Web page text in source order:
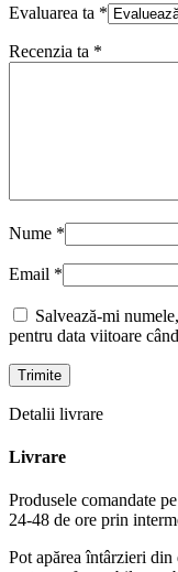
Evaluarea ta *
Recenzia ta *
Nume *
Email *
Salvează-mi
pentru data viitoare
Detalii livrare
Livrare
Produsele comandate
24-48 de ore prin
Pot apărea întârzieri